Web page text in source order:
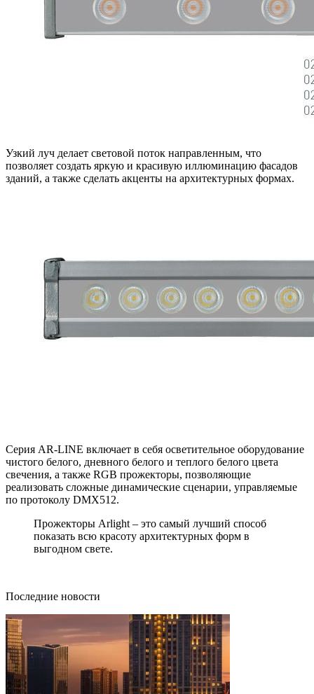
Узкий луч делает световой поток направленным, что
позволяет создать яркую и красивую иллюминацию фасадов
зданий, а также сделать акценты на архитектурных формах.
Серия AR-LINE включает в себя осветительное оборудование
чистого белого, дневного белого и теплого белого цвета
свечения, а также RGB прожекторы, позволяющие
реализовать сложные динамические сценарии, управляемые
по протоколу DMX512.
Прожекторы Arlight – это самый лучший способ
показать всю красоту архитектурных форм в
выгодном свете.
Последние новости